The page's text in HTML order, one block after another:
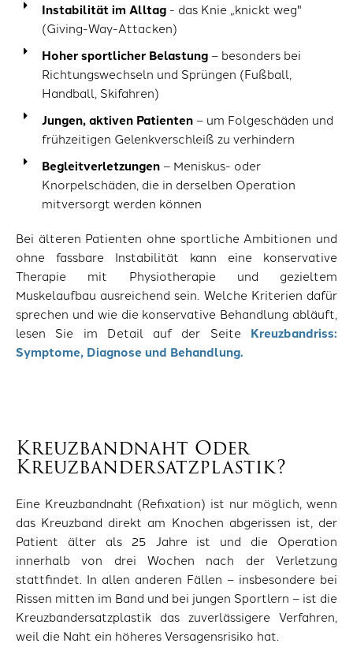
Instabilität im Alltag- das Knie „knickt weg"
(Giving-Way-Attacken)
Hoher sportlicher Belastung– besonders bei
Richtungswechseln und Sprüngen (Fußball,
Handball, Skifahren)
Jungen, aktiven Patienten– um Folgeschäden und
frühzeitigen Gelenkverschleiß zu verhindern
Begleitverletzungen– Meniskus- oder
Knorpelschäden, die in derselben Operation
mitversorgt werden können
Bei älteren Patienten ohne sportliche Ambitionen und
ohne fassbare Instabilität kann eine konservative
Therapie mit Physiotherapie und gezieltem
Muskelaufbau ausreichend sein. Welche Kriterien dafür
sprechen und wie die konservative Behandlung abläuft,
lesen Sie im Detail auf der Seite Kreuzbandriss:
Symptome, Diagnose und Behandlung.
Kreuzbandnaht Oder
Kreuzbandersatzplastik?
Eine Kreuzbandnaht (Refixation) ist nur möglich, wenn
das Kreuzband direkt am Knochen abgerissen ist, der
Patient älter als 25 Jahre ist und die Operation
innerhalb von drei Wochen nach der Verletzung
stattfindet. In allen anderen Fällen – insbesondere bei
Rissen mitten im Band und bei jungen Sportlern – ist die
Kreuzbandersatzplastik das zuverlässigere Verfahren,
weil die Naht ein höheres Versagensrisiko hat.